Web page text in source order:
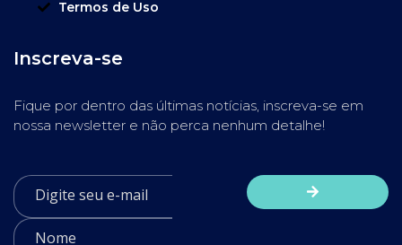
Termos de Uso
Inscreva-se
Fique por dentro das últimas notícias, inscreva-se em
nossa newsletter e não perca nenhum detalhe!